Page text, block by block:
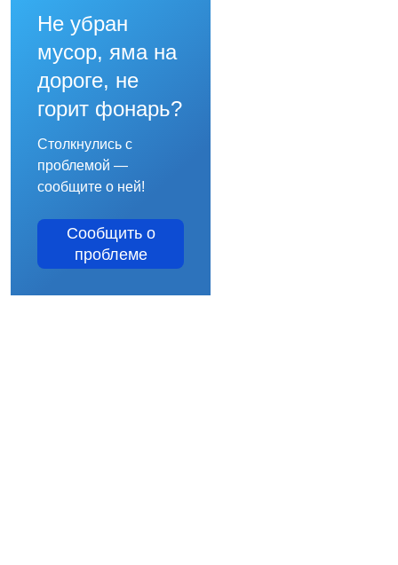
Не убран
мусор, яма на
дороге, не
горит фонарь?
Столкнулись с
проблемой —
сообщите о ней!
Сообщить о
проблеме